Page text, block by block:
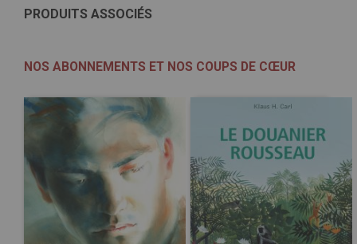
PRODUITS ASSOCIÉS
NOS ABONNEMENTS ET NOS COUPS DE CŒUR